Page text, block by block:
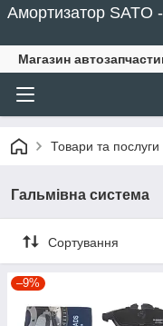
Амортизатор SATO
Магазин
Товари та послуги
Гальмівна система
Сортування
–9%